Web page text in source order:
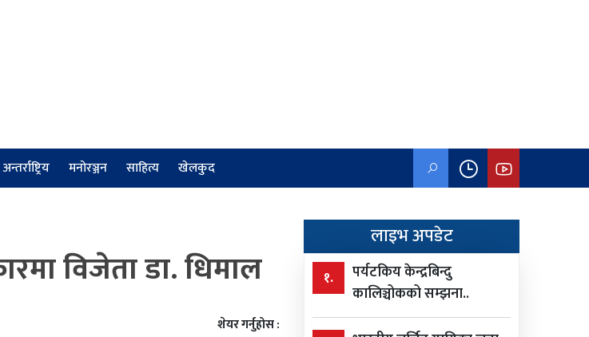
अन्तर्राष्ट्रिय मनोरञ्जन साहित्य खेलकुद
विजेता डा. धिमाल
शेयर गर्नुहोस :
लाइभ अपडेट
१.
पर्यटकिय केन्द्रबिन्दु
कालिञ्चोकको सम्झना..